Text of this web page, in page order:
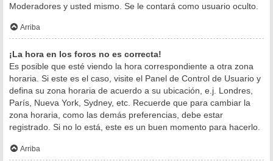
Moderadores y usted mismo. Se le contará como usuario oculto.
Arriba
¡La hora en los foros no es correcta!
Es posible que esté viendo la hora correspondiente a otra zona
horaria. Si este es el caso, visite el Panel de Control de Usuario y
defina su zona horaria de acuerdo a su ubicación, e.j. Londres,
París, Nueva York, Sydney, etc. Recuerde que para cambiar la
zona horaria, como las demás preferencias, debe estar
registrado. Si no lo está, este es un buen momento para hacerlo.
Arriba